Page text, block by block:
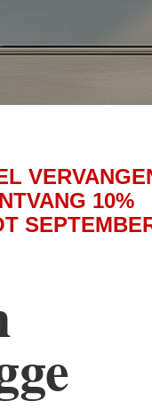
10%